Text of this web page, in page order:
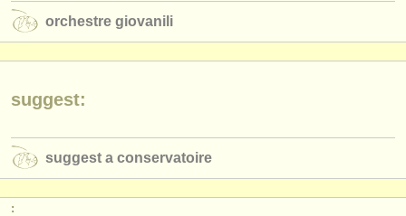
orchestre giovanili
suggest:
suggest a conservatoire
: